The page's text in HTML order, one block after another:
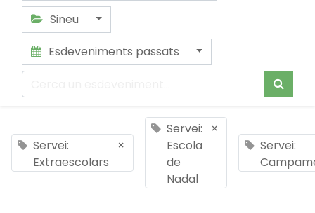
Sineu
Esdeveniments passats
Servei:
Extraescolars
×
Servei:
Escola
de
Nadal
×
Servei: